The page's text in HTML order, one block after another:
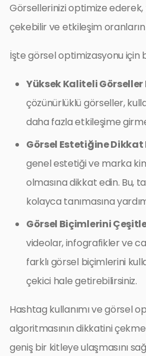
Görsellerinizi optimize ederek,
çekebilir ve etkileşim
İşte görsel optimizasyonu için
Yüksek Kaliteli Görseller
çözünürlüklü görseller,
daha fazla etkileşime
Görsel Estetiğine Dikkat
genel estetiği ve marka
olmasına dikkat edin. Bu,
kolayca tanımasına
Görsel Biçimlerini
videolar, infografikler ve
farklı görsel biçimlerini
çekici hale getirebilirsiniz.
Hashtag kullanımı ve görsel
algoritmasının dikkatini
geniş bir kitleye ulaşmasını